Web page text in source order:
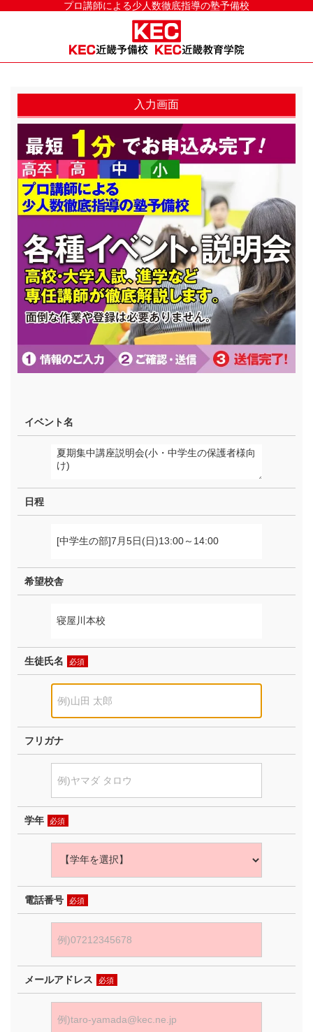
プロ講師による少人数徹底指導の塾予備校
入力画面
イベント名
日程
希望校舎
生徒氏名 必須
フリガナ
学年 必須
電話番号 必須
メールアドレス 必須